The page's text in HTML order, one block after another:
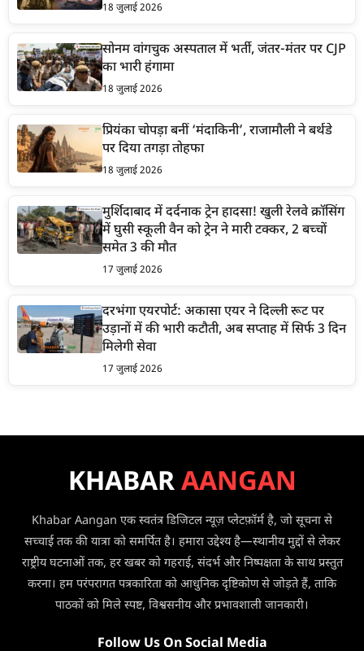
18 जुलाई 2026
सोनम वांगचुक अस्पताल में भर्ती, जंतर-मंतर पर CJP
का भारी हंगामा
18 जुलाई 2026
प्रियंका चोपड़ा बनीं ‘मंदाकिनी’, राजामौली ने बर्थडे
पर दिया तगड़ा तोहफा
18 जुलाई 2026
मुर्शिदाबाद में दर्दनाक ट्रेन हादसा! खुली रेलवे क्रॉसिंग
में घुसी स्कूली वैन को ट्रेन ने मारी टक्कर, 2 बच्चों
समेत 3 की मौत
17 जुलाई 2026
दरभंगा एयरपोर्ट: अकासा एयर ने दिल्ली रूट पर
उड़ानों में की भारी कटौती, अब सप्ताह में सिर्फ 3 दिन
मिलेगी सेवा
17 जुलाई 2026
KHABARAANGAN
Khabar Aangan एक स्वतंत्र डिजिटल न्यूज़ प्लेटफ़ॉर्म है, जो सूचना से
सच्चाई तक की यात्रा को समर्पित है। हमारा उद्देश्य है—स्थानीय मुद्दों से लेकर
राष्ट्रीय घटनाओं तक, हर खबर को गहराई, संदर्भ और निष्पक्षता के साथ प्रस्तुत
करना। हम परंपरागत पत्रकारिता को आधुनिक दृष्टिकोण से जोड़ते हैं, ताकि
पाठकों को मिले स्पष्ट, विश्वसनीय और प्रभावशाली जानकारी।
Follow Us On Social Media